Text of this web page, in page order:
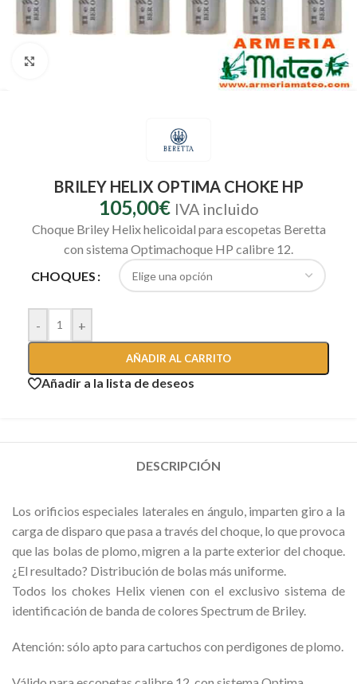
BRILEY HELIX OPTIMA CHOKE HP
105,00€ IVA incluido
Choque Briley Helix helicoidal para escopetas Beretta
con sistema Optimachoque HP calibre 12.
CHOQUES
- +
AÑADIR AL CARRITO
Añadir a la lista de deseos
DESCRIPCIÓN
Los orificios especiales laterales en ángulo, imparten giro a la
carga de disparo que pasa a través del choque, lo que provoca
que las bolas de plomo, migren a la parte exterior del choque.
¿El resultado? Distribución de bolas más uniforme.
Todos los chokes Helix vienen con el exclusivo sistema de
identificación de banda de colores Spectrum de Briley.
Atención: sólo apto para cartuchos con perdigones de plomo.